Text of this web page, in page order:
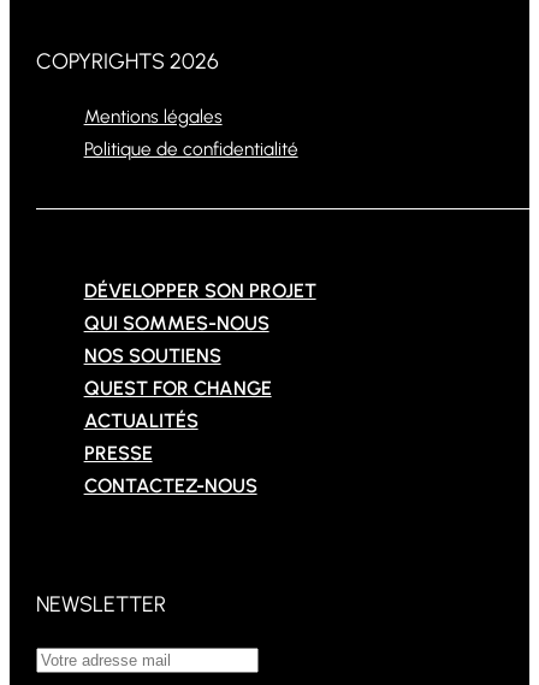
COPYRIGHTS 2026
Mentions légales
Politique de confidentialité
DÉVELOPPER SON PROJET
QUI SOMMES-NOUS
NOS SOUTIENS
QUEST FOR CHANGE
ACTUALITÉS
PRESSE
CONTACTEZ-NOUS
NEWSLETTER